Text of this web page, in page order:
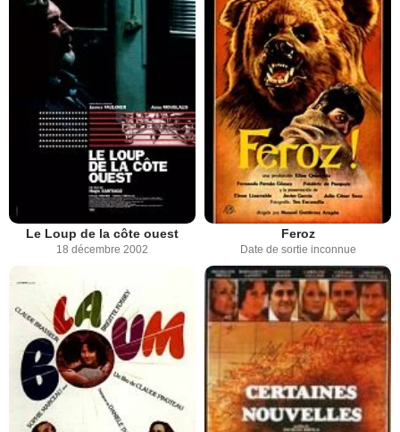
Le Loup de la côte ouest
18 décembre 2002
Feroz
Date de sortie inconnue